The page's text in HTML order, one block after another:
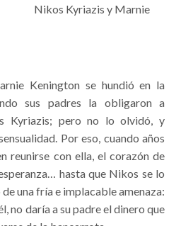
Nikos Kyriazis y Marnie
Kenington se hundió en la
sus padres la obligaron a
Kyriazis; pero no lo olvidó, y
Por eso, cuando años
reunirse con ella, el corazón de
hasta que Nikos se lo
una fría e implacable amenaza:
no daría a su padre el dinero que